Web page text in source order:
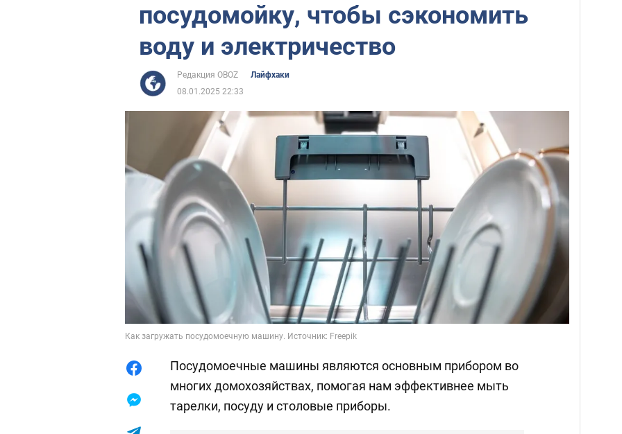
посудомойку, чтобы сэкономить
воду и электричество
Редакция OBOZ
Лайфхаки
08.01.2025 22:33
Как загружать посудомоечную машину. Источник: Freepik
Посудомоечные машины являются основным прибором во
многих домохозяйствах, помогая нам эффективнее мыть
тарелки, посуду и столовые приборы.